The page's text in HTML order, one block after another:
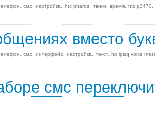
смс настройка htc pharos твики время htc p3470
вместо
смс интерфейс настройка текст hp ipaq voice
смс